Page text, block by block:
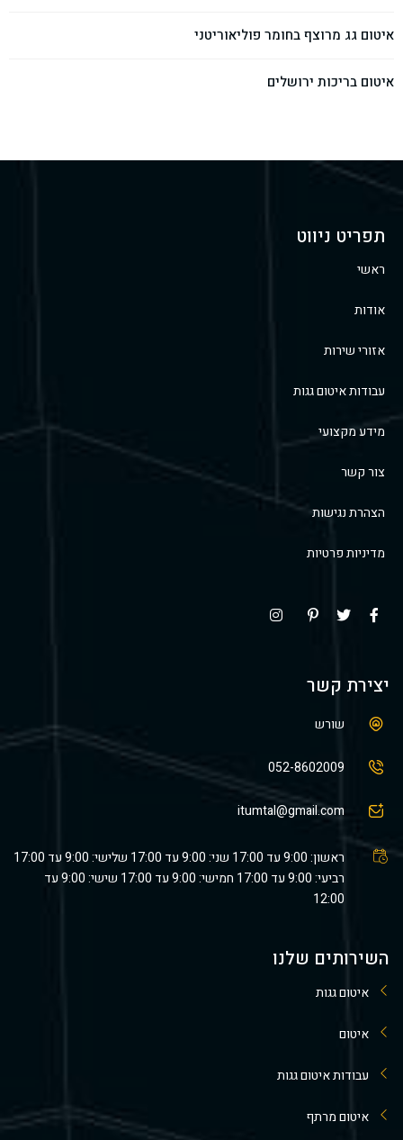
איטום גג מרוצף בחומר פוליאוריטני
איטום בריכות ירושלים
תפריט ניווט
ראשי
אודות
אזורי שירות
עבודות איטום גגות
מידע מקצועי
צור קשר
הצהרת נגישות
מדיניות פרטיות
יצירת קשר
שורש
052-8602009
itumtal@gmail.com
ראשון: 9:00 עד 17:00 שני: 9:00 עד 17:00 שלישי: 9:00 עד 17:00
רביעי: 9:00 עד 17:00 חמישי: 9:00 עד 17:00 שישי: 9:00 עד
12:00
השירותים שלנו
איטום גגות
איטום
עבודות איטום גגות
איטום מרתף